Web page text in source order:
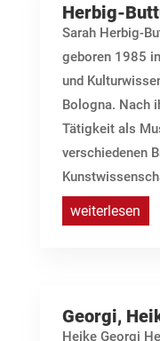
Herbig-
Sarah Herbig-
geboren 1985
und
Bologna. Nach
Tätigkeit als
verschiedenen
weiterlesen
Georgi,
Heike Georgi